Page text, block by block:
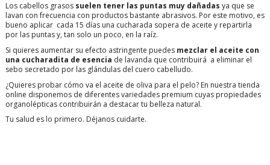
Los cabellos grasos suelen tener las puntas muy dañadas ya que se
lavan con frecuencia con productos bastante abrasivos. Por este motivo, es
bueno aplicar cada 15 días una cucharada sopera de aceite y repartirla
por las puntas y, tan solo un poco, en la raíz.
Si quieres aumentar su efecto astringente puedes mezclar el aceite con
una cucharadita de esencia de lavanda que contribuirá a eliminar el
sebo secretado por las glándulas del cuero cabelludo.
¿Quieres probar cómo va el aceite de oliva para el pelo? En nuestra tienda
online disponemos de diferentes variedades premium cuyas propiedades
organolépticas contribuirán a destacar tu belleza natural.
Tu salud es lo primero. Déjanos cuidarte.